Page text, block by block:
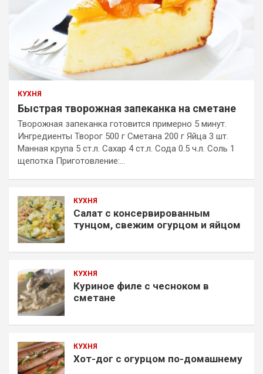
КУХНЯ
Быстрая творожная запеканка на сметане
Творожная запеканка готовится примерно 5 минут.
Ингредиенты Творог 500 г Сметана 200 г Яйца 3 шт.
Манная крупа 5 ст.л. Сахар 4 ст.л. Сода 0.5 ч.л. Соль 1
щепотка Приготовление:…
КУХНЯ
Салат с консервированным
тунцом, свежим огурцом и яйцом
КУХНЯ
Куриное филе с чесноком в
сметане
КУХНЯ
Хот-дог с огурцом по-домашнему